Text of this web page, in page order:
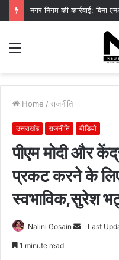
Menu
Home / राजनीति
उत्तराखंड राजनीति वीडियो
पीएम मोदी और
प्रकट करने के
स्वभाविक,सुरेश
Nalini Gosain
Send
Last
1 minute read